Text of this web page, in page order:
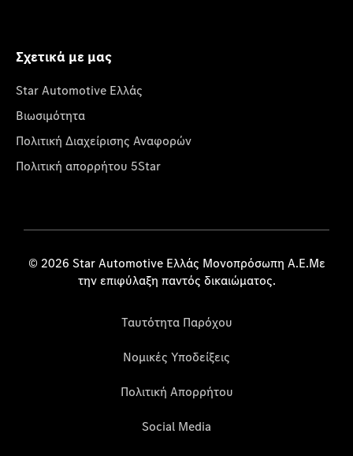
Σχετικά με μας
Star Automotive Ελλάς
Βιωσιμότητα
Πολιτική Διαχείρισης Αναφορών
Πολιτική απορρήτου 5Star
© 2026 Star Automotive Ελλάς Μονοπρόσωπη Α.Ε.Με
την επιφύλαξη παντός δικαιώματος.
Ταυτότητα Παρόχου
Νομικές Υποδείξεις
Πολιτική Απορρήτου
Social Media